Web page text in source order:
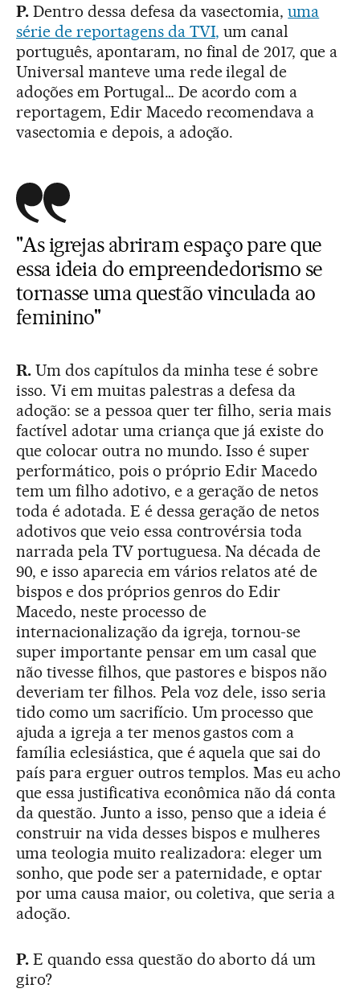
P.Dentro dessa defesa da vasectomia,uma
série de reportagens da TVI, um canal
português, apontaram, no final de 2017, que a
Universal manteve uma rede ilegal de
adoções em Portugal… De acordo com a
reportagem, Edir Macedo recomendava a
vasectomia e depois, a adoção.
"As igrejas abriram espaço pare que
essa ideia do empreendedorismo se
tornasse uma questão vinculada ao
feminino"
R.Um dos capítulos da minha tese é sobre
isso. Vi em muitas palestras a defesa da
adoção: se a pessoa quer ter filho, seria mais
factível adotar uma criança que já existe do
que colocar outra no mundo. Isso é super
performático, pois o próprio Edir Macedo
tem um filho adotivo, e a geração de netos
toda é adotada. E é dessa geração de netos
adotivos que veio essa controvérsia toda
narrada pela TV portuguesa. Na década de
90, e isso aparecia em vários relatos até de
bispos e dos próprios genros do Edir
Macedo, neste processo de
internacionalização da igreja, tornou-se
super importante pensar em um casal que
não tivesse filhos, que pastores e bispos não
deveriam ter filhos. Pela voz dele, isso seria
tido como um sacrifício. Um processo que
ajuda a igreja a ter menos gastos com a
família eclesiástica, que é aquela que sai do
país para erguer outros templos. Mas eu acho
que essa justificativa econômica não dá conta
da questão. Junto a isso, penso que a ideia é
construir na vida desses bispos e mulheres
uma teologia muito realizadora: eleger um
sonho, que pode ser a paternidade, e optar
por uma causa maior, ou coletiva, que seria a
adoção.
P.E quando essa questão do aborto dá um
giro?